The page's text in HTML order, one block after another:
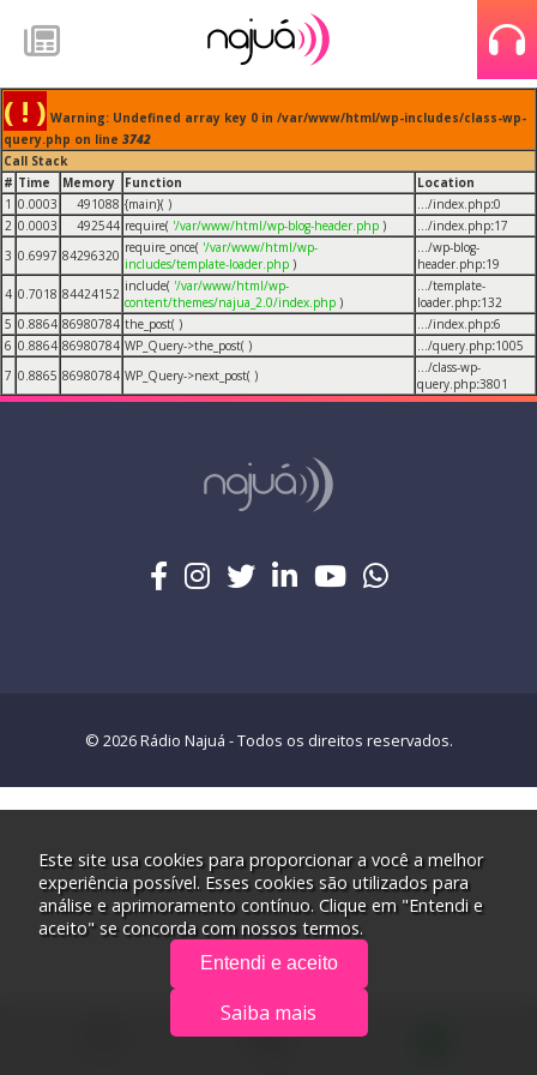
( ! ) Warning: Undefined array key 0 in /var/www/html/wp-includes/class-wp-
query.php on line 3742
Call Stack
# Time Memory Function
Location
1 0.0003 491088 {main}( ) .../index.php:0
2 0.0003 492544 require( '/var/www/html/wp-blog-header.php ) .../index.php:17
3 0.6997 84296320 require_once( '/var/www/html/wp-
includes/template-loader.php )
.../wp-blog-
header.php:19
4 0.7018 84424152 include( '/var/www/html/wp-
content/themes/najua_2.0/index.php )
.../template-
loader.php:132
5 0.8864 86980784 the_post( ) .../index.php:6
6 0.8864 86980784 WP_Query->the_post( ) .../query.php:1005
7 0.8865 86980784 WP_Query->next_post( )
.../class-wp-
query.php:3801
© 2026 Rádio Najuá - Todos os direitos reservados.
Este site usa cookies para proporcionar a você a melhor
experiência possível. Esses cookies são utilizados para
análise e aprimoramento contínuo. Clique em "Entendi e
aceito" se concorda com nossos termos.
Entendi e aceito
Saiba mais